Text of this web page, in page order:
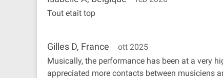
Tout etait top
Gilles D, France
ott 2025
Musically, the performance has been at a very
appreciated more contacts between musiciens